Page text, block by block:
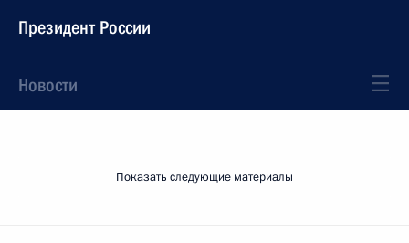
Президент России
Новости
Показать следующие материалы